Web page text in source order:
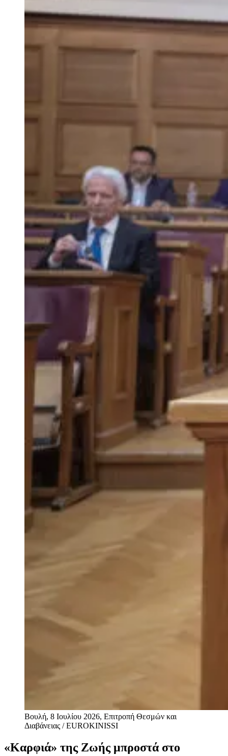
Βουλή, 8 Ιουλίου 2026, Επιτροπή Θεσμών και
Διαβάνειας / EUROKINISSI
«Καρφιά» της Ζωής μπροστά στο